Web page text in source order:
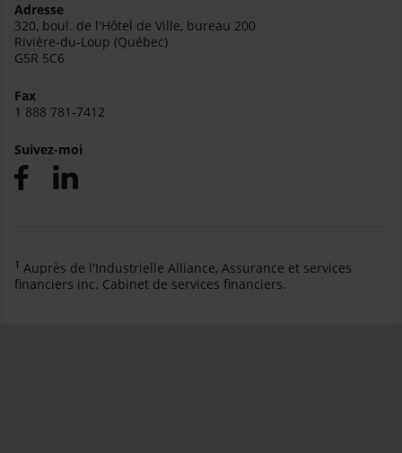
Adresse
320, boul. de l'Hôtel de Ville, bureau 200
Rivière-du-Loup (Québec)
G5R 5C6
Fax
1 888 781-7412
Suivez-moi
1 Auprès de l'Industrielle Alliance, Assurance et services
financiers inc. Cabinet de services financiers.